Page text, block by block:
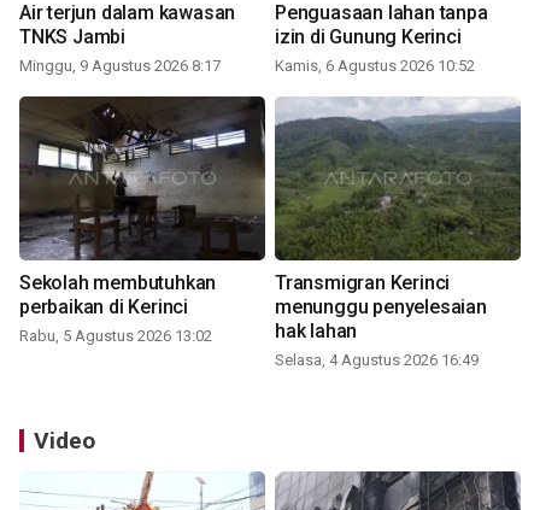
Air terjun dalam kawasan
TNKS Jambi
Minggu, 9 Agustus 2026 8:17
Penguasaan lahan tanpa
izin di Gunung Kerinci
Kamis, 6 Agustus 2026 10:52
Sekolah membutuhkan
perbaikan di Kerinci
Rabu, 5 Agustus 2026 13:02
Transmigran Kerinci
menunggu penyelesaian
hak lahan
Selasa, 4 Agustus 2026 16:49
Video